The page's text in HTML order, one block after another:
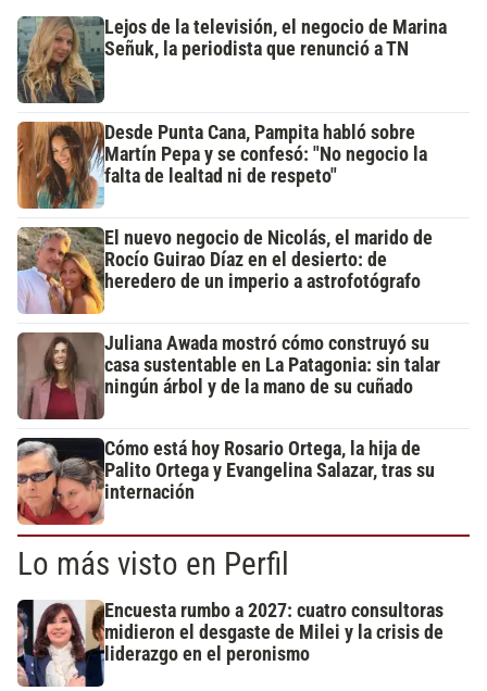
Lejos de la televisión, el negocio de Marina
Señuk, la periodista que renunció a TN
Desde Punta Cana, Pampita habló sobre
Martín Pepa y se confesó: "No negocio la
falta de lealtad ni de respeto"
El nuevo negocio de Nicolás, el marido de
Rocío Guirao Díaz en el desierto: de
heredero de un imperio a astrofotógrafo
Juliana Awada mostró cómo construyó su
casa sustentable en La Patagonia: sin talar
ningún árbol y de la mano de su cuñado
Cómo está hoy Rosario Ortega, la hija de
Palito Ortega y Evangelina Salazar, tras su
internación
Lo más visto en Perfil
Encuesta rumbo a 2027: cuatro consultoras
midieron el desgaste de Milei y la crisis de
liderazgo en el peronismo